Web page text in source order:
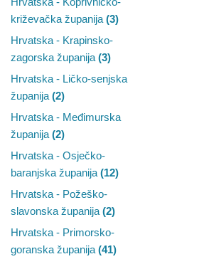
križevačka županija (3)
Hrvatska - Krapinsko-
zagorska županija (3)
Hrvatska - Ličko-senjska
županija (2)
Hrvatska - Međimurska
županija (2)
Hrvatska - Osječko-
baranjska županija (12)
Hrvatska - Požeško-
slavonska županija (2)
Hrvatska - Primorsko-
goranska županija (41)